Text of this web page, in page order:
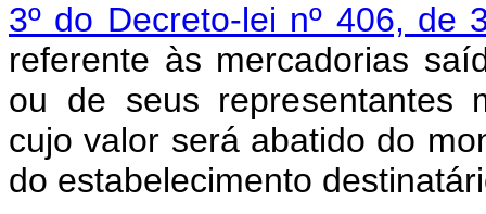
3º do Decreto-lei nº 406, de
referente às mercadorias
ou de seus representantes
cujo valor será abatido do
do estabelecimento